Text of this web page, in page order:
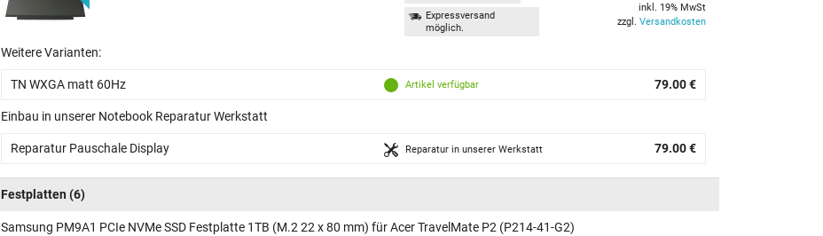
Expressversand
möglich.
inkl. 19% MwSt
zzgl. Versandkosten
Weitere Varianten:
TN WXGA matt 60Hz Artikel verfügbar 79.00 €
Einbau in unserer Notebook Reparatur Werkstatt
Reparatur Pauschale Display Reparatur in unserer Werkstatt 79.00 €
Festplatten (6)
Samsung PM9A1 PCIe NVMe SSD Festplatte 1TB (M.2 22 x 80 mm) für Acer TravelMate P2 (P214-41-G2)